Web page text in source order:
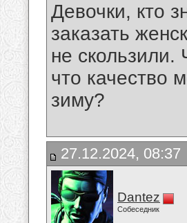
Девочки, кто
заказать
не
что качество
зиму?
27.12.2024, 08:37
Dantez
Собеседник